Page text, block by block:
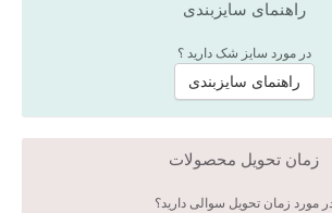
راهنمای سایزبندی
در مورد سایز شک دارید ؟
راهنمای سایزبندی
زمان تحویل محصولات
مورد زمان تحویل سوالی دارید؟